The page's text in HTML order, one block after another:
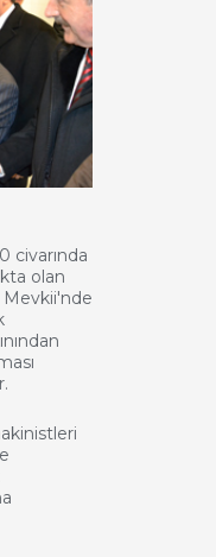
civarında
olan
Mevkii'nde